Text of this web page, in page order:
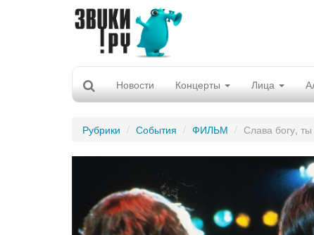
Новости Концерты Лица
Рубрики События ФИЛЬМ Слава богу,